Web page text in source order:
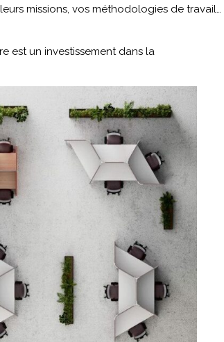
missions, vos méthodologies de travail…
est un investissement dans la